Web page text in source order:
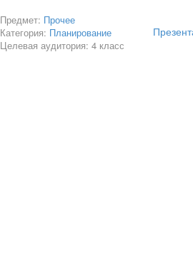
Предмет: Прочее
Категория: Планирование
Целевая аудитория: 4 класс